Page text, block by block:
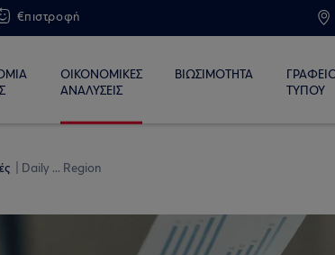
€πιστροφή
ΟΙΚΟΝΟΜΙΚΕΣ
ΑΝΑΛΥΣΕΙΣ
ΒΙΩΣΙΜΟΤΗΤΑ
ΤΥΠΟΥ
Daily ... Region